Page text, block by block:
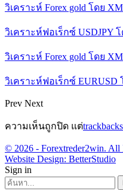
วิเคราะห์ Forex gold โดย XM
วิเคราะห์ฟอเร็กซ์ USDJPY
วิเคราะห์ Forex gold โดย XM
วิเคราะห์ฟอเร็กซ์ EURUSD
Prev Next
ความเห็นถูกปิด แต่
© 2026 - Forextreder2win. All
Website Design: BetterStudio
Sign in